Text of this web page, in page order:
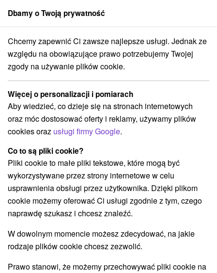
członek grupySorger
Slovensko Prešovský kraj Gánovce Trawertyny Gánovské
Trawertyny Gánovské
Wyświetl stronę internetową
Przejdź do
Facebook
N +49° 1' 48.22''
E +20° 19' 14.15''
Dbamy o Twoją prywatność
Chcemy zapewnić Ci zawsze najlepsze usługi. Jednak ze
względu na obowiązujące prawo potrzebujemy Twojej
zgody na używanie plików cookie.
Więcej o personalizacji i pomiarach
Aby wiedzieć, co dzieje się na stronach internetowych
oraz móc dostosować oferty i reklamy, używamy plików
cookies oraz usługi firmy Google.
Co to są pliki cookie?
Pliki cookie to małe pliki tekstowe, które mogą być
wykorzystywane przez strony internetowe w celu
usprawnienia obsługi przez użytkownika. Dzięki plikom
cookie możemy oferować Ci usługi zgodnie z tym, czego
naprawdę szukasz i chcesz znaleźć.
W dowolnym momencie możesz zdecydować, na jakie
rodzaje plików cookie chcesz zezwolić.
Prawo stanowi, że możemy przechowywać pliki cookie na